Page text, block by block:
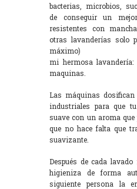
bacterias, microbios,
de conseguir un
resistentes con
otras lavanderías solo
máximo)
mi hermosa
maquinas.
Las máquinas dosifican
industriales para que
suave con un aroma
que no hace falta que
suavizante.
Después de cada
higieniza de forma
siguiente persona la